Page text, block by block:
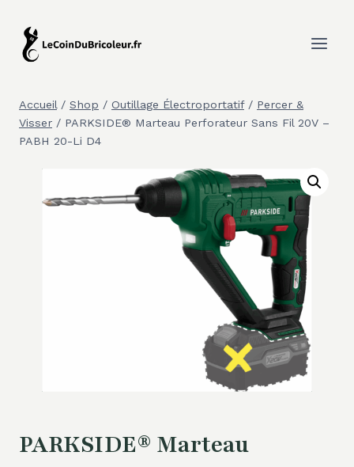
contenu
Accueil / Shop / Outillage Électroportatif / Percer &
Visser / PARKSIDE® Marteau Perforateur Sans Fil 20V –
PABH 20-Li D4
PARKSIDE® Marteau